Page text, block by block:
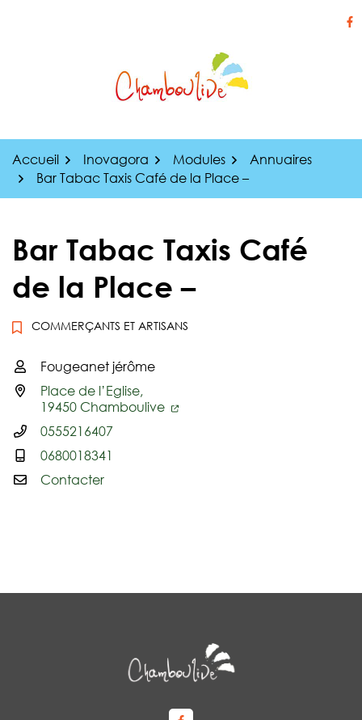
Accueil Inovagora Modules
Annuaires
Bar Tabac Taxis Café de la Place –
Bar Tabac Taxis Café
de la Place –
COMMERÇANTS ET ARTISANS
Infos utiles
Fougeanet jérôme
Place de l’Eglise,
19450 Chamboulive
0555216407
0680018341
Contacter